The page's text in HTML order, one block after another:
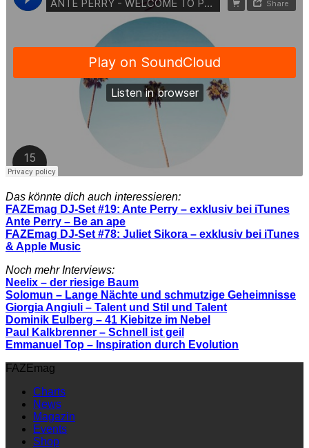
Das könnte dich auch interessieren:
FAZEmag DJ-Set #19: Ante Perry – exklusiv bei iTunes
Ante Perry – Be an ape
FAZEmag DJ-Set #78: Juliet Sikora – exklusiv bei iTunes
& Apple Music
Noch mehr Interviews:
Neelix – der riesige Baum
Solomun – Lange Nächte und schmutzige Geheimnisse
Giorgia Angiuli – Talent und Stil und Talent
Dominik Eulberg – 41 Kiebitze im Nebel
Paul Kalkbrenner – Schnell ist geil
Emmanuel Top – Inspiration durch Evolution
FAZEmag
Charts
News
Magazin
Events
Shop